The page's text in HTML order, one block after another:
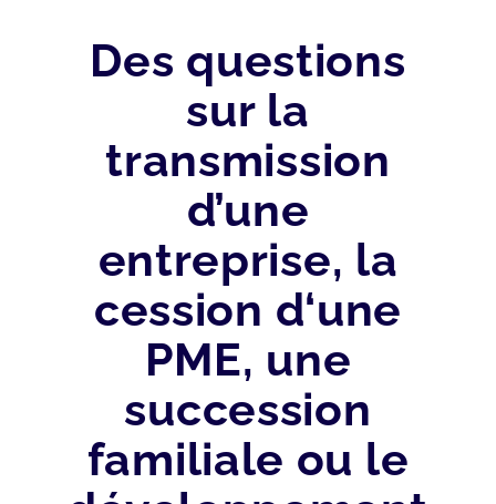
Des questions
sur la
transmission
d’une
entreprise, la
cession d‘une
PME, une
succession
familiale ou le